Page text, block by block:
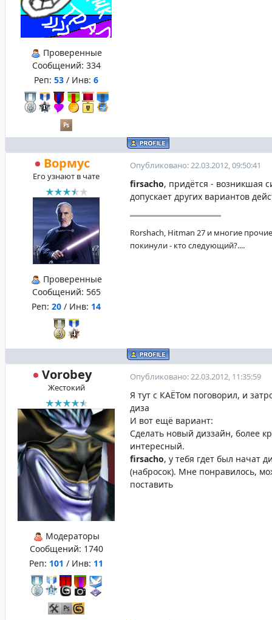
Проверенные
Сообщений: 334
Реп: 53 / Инв: 6
Вормус
Его узнают в чате
Проверенные
Сообщений: 565
Реп: 20 / Инв: 14
Опубликовано: 22.03.2012, 09:50:41
firsacho, придётся - возникшая
допускает других вариантов
Rorshach, Hitman 27 и многие
покинули - кто следующий?....
Vorobey
Жестокий
Модераторы
Сообщений: 1740
Реп: 101 / Инв: 11
Опубликовано: 22.03.2012, 11:35:59
Я тут с КАЁТом поговорил, и
диза
И вот ещё вариант:
Сделать новый диззайн, более
интересный.
firsacho, у тебя гдет был начат
(набросок). Мне понравилось,
поставить